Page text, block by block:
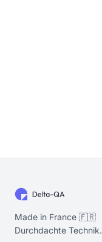
Made in France 🇫🇷
Durchdachte